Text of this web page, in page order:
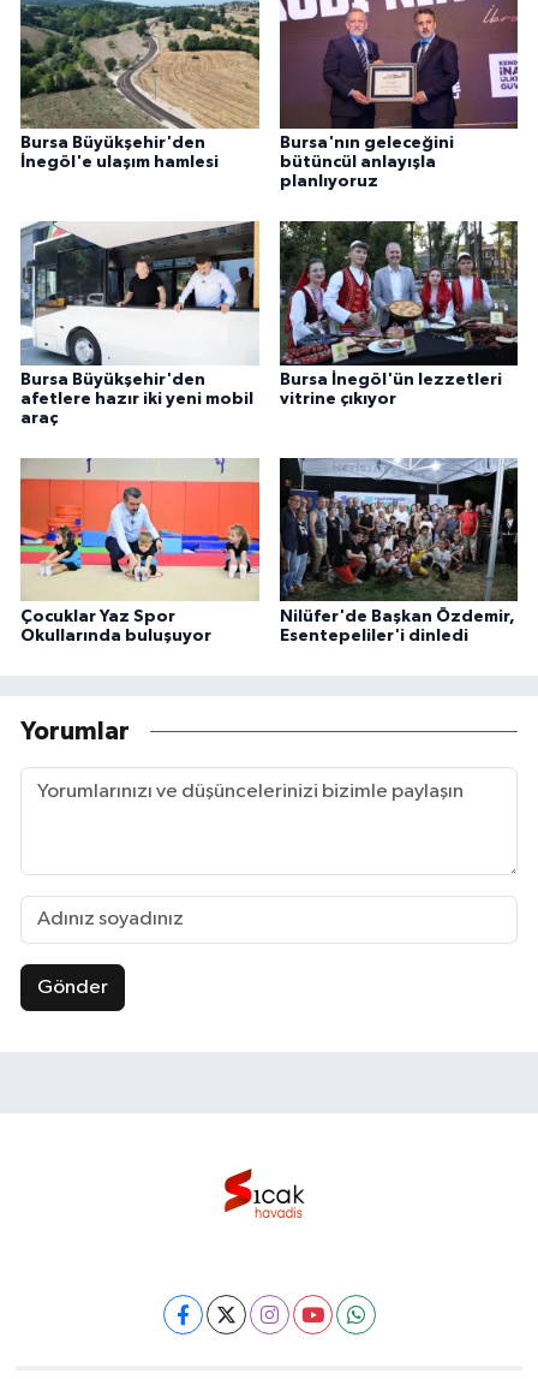
Bursa Büyükşehir'den
İnegöl'e ulaşım hamlesi
Bursa'nın geleceğini
bütüncül anlayışla
planlıyoruz
Bursa Büyükşehir'den
afetlere hazır iki yeni mobil
araç
Bursa İnegöl'ün lezzetleri
vitrine çıkıyor
Çocuklar Yaz Spor
Okullarında buluşuyor
Nilüfer'de Başkan Özdemir,
Esentepeliler'i dinledi
Yorumlar
Gönder